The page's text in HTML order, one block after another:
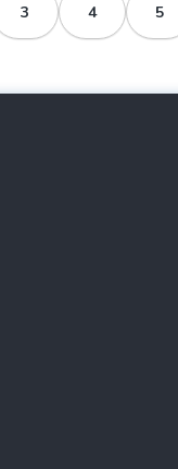
3 4 5